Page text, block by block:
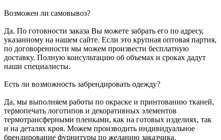
Возможен ли самовывоз?
Да. По готовности заказа Вы можете забрать его по адресу,
указанному на нашем сайте. Если это крупная оптовая партия,
по договоренности мы можем произвести бесплатную
доставку. Полную консультацию об объемах и сроках дадут
наши специалисты.
Есть ли возможность забрендировать одежду?
Да, мы выполняем работы по окраске и принтованию тканей,
термопечать логотипов и декоративных элементов
термотрансферными пленками, как на готовых изделиях, так
и на деталях кроя. Можем производить индивидуальное
брендирование фурнитуры по желанию заказчика.